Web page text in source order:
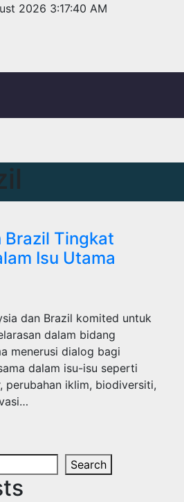
2026 3:17:40 AM
Brazil Tingkat
Isu Utama
dan Brazil komited untuk
dalam bidang
menerusi dialog bagi
dalam isu-isu seperti
perubahan iklim, biodiversiti,
Search